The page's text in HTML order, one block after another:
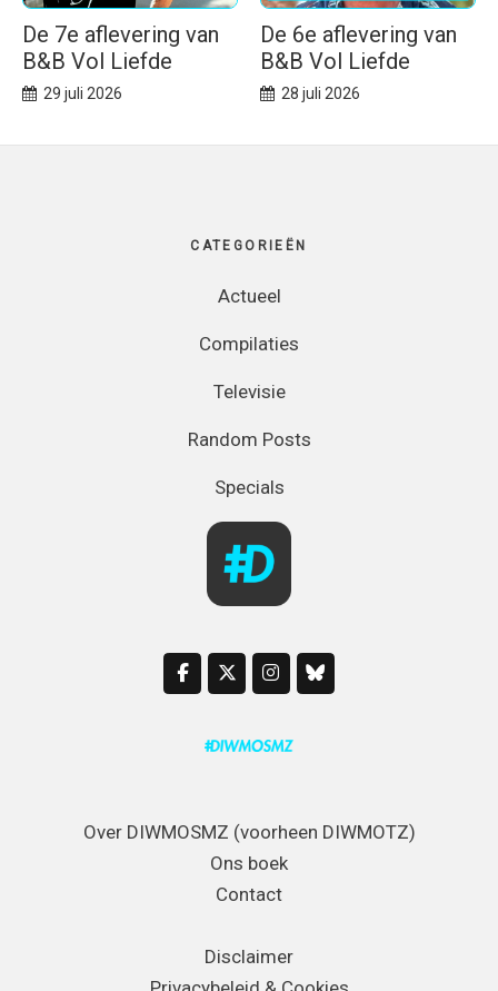
De 7e aflevering van
B&B Vol Liefde
29 juli 2026
De 6e aflevering van
B&B Vol Liefde
28 juli 2026
CATEGORIEËN
Actueel
Compilaties
Televisie
Random Posts
Specials
Over DIWMOSMZ (voorheen DIWMOTZ)
Ons boek
Contact
Disclaimer